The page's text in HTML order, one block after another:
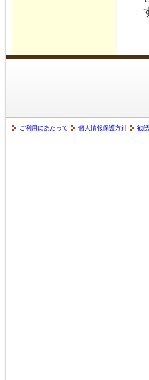
ご利用にあたって 個人情報保護方針 勧